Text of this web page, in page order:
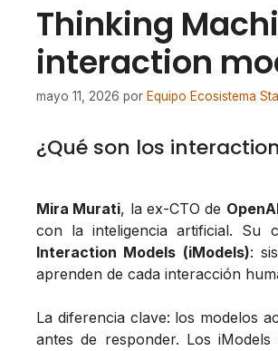
Thinking
interaction
mayo 11, 2026 por Equipo Ecosistema
¿Qué son los
Mira Murati, la ex-CTO de
con la inteligencia artificial. Su
Interaction Models (iModels):
aprenden de cada interacción
La diferencia clave: los modelos
antes de responder. Los